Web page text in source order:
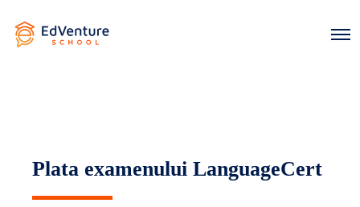
O
Plata examenului LanguageCert